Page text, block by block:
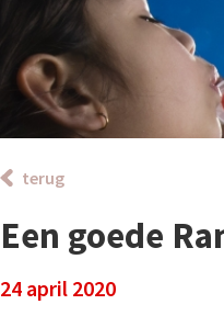
terug
Een goede
24 april 2020